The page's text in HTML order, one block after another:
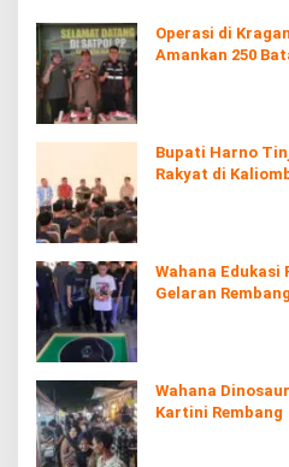
Operasi di
Amankan 250
Bupati Harno
Rakyat di
Wahana Edukasi
Gelaran
Wahana
Kartini Rembang